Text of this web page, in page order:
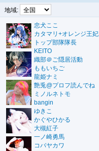
地域:
忠犬ここ
カタマリ+オレンジ王妃
トップ部隊隊長
KEITO
織部＠ご隠居活動
ももいちご
龍姫ナミ
艶兎@プロフ読んでね
ミノルネトモ
bangin
ゆきこ
かぐやひかる
大槻紅子
一ノ崎勇馬
コバヤカワ